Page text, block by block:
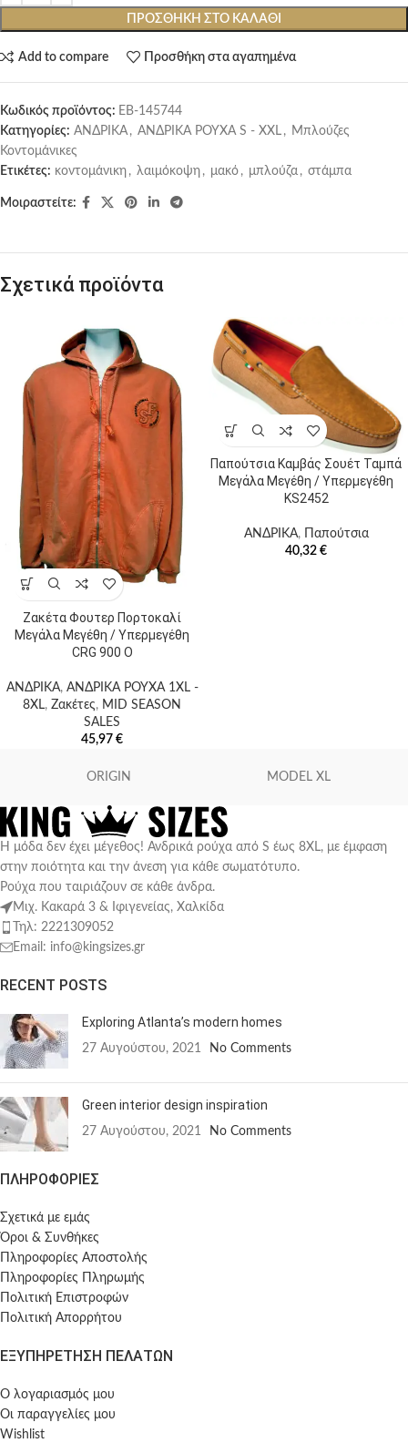
ΠΡΟΣΘΉΚΗ ΣΤΟ ΚΑΛΆΘΙ
Add to compare Προσθήκη στα αγαπημένα
Κωδικός προϊόντος: EB-145744
Κατηγορίες: ΑΝΔΡΙΚΑ , ΑΝΔΡΙΚΑ ΡΟΥΧΑ S - XXL , Μπλούζες
Κοντομάνικες
Ετικέτες: κοντομάνικη , λαιμόκοψη , μακό , μπλούζα , στάμπα
Μοιραστείτε:
Σχετικά προϊόντα
Ζακέτα Φουτερ Πορτοκαλί
Μεγάλα Μεγέθη / Υπερμεγέθη
CRG 900 O
ΑΝΔΡΙΚΑ, ΑΝΔΡΙΚΑ ΡΟΥΧΑ 1XL -
8XL, Ζακέτες, MID SEASON
SALES
45,97 €
Παπούτσια Καμβάς Σουέτ Ταμπά
Μεγάλα Μεγέθη / Υπερμεγέθη
KS2452
ΑΝΔΡΙΚΑ,
Παπούτσια
40,32 €
ORIGIN MODEL XL
Η μόδα δεν έχει μέγεθος! Ανδρικά ρούχα από S έως 8XL, με έμφαση
στην ποιότητα και την άνεση για κάθε σωματότυπο.
Ρούχα που ταιριάζουν σε κάθε άνδρα.
Μιχ. Κακαρά 3 & Ιφιγενείας, Χαλκίδα
Τηλ: 2221309052
Email: info@kingsizes.gr
RECENT POSTS
Exploring Atlanta’s modern homes
27 Αυγούστου, 2021 No Comments
Green interior design inspiration
27 Αυγούστου, 2021 No Comments
ΠΛΗΡΟΦΟΡΙΕΣ
Σχετικά με εμάς
Όροι & Συνθήκες
Πληροφορίες Αποστολής
Πληροφορίες Πληρωμής
Πολιτική Επιστροφών
Πολιτική Απορρήτου
ΕΞΥΠΗΡΕΤΗΣΗ ΠΕΛΑΤΩΝ
Ο λογαριασμός μου
Οι παραγγελίες μου
Wishlist